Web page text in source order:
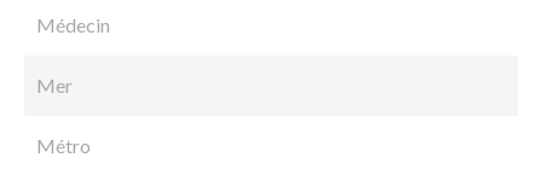
Médecin
Mer
Métro